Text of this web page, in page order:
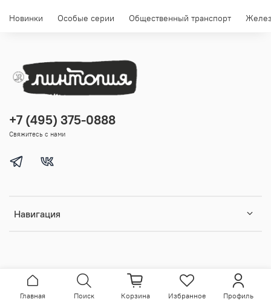
Новинки Особые серии Общественный транспорт
Навигация
+7 (495) 375-0888
Свяжитесь с нами
Главная Поиск Корзина Избранное Профиль